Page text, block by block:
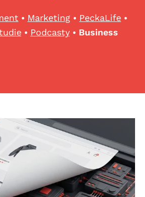
• Marketing • PeckaLife •
• Podcasty• Business